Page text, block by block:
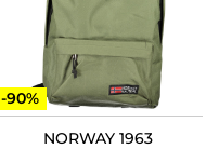
-90%
NORWAY 1963